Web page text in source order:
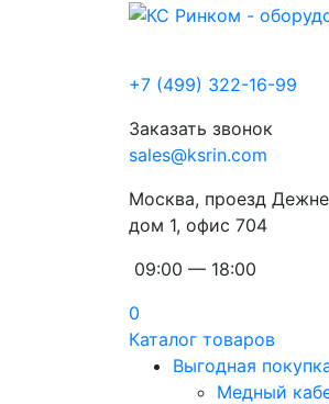
+7 (499) 322-16-99
Заказать звонок
sales@ksrin.com
Москва, проезд
дом 1, офис 704
09:00 — 18:00
0
Каталог товаров
Выгодная
Медный